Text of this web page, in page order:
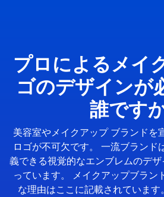
プロによるメイ
ゴのデザインが
誰です
美容室やメイクアップ ブランドを
ロゴが不可欠です。 一流ブランド
義できる視覚的なエンブレムのデ
っています。 メイクアップブラン
な理由はここに記載されていま